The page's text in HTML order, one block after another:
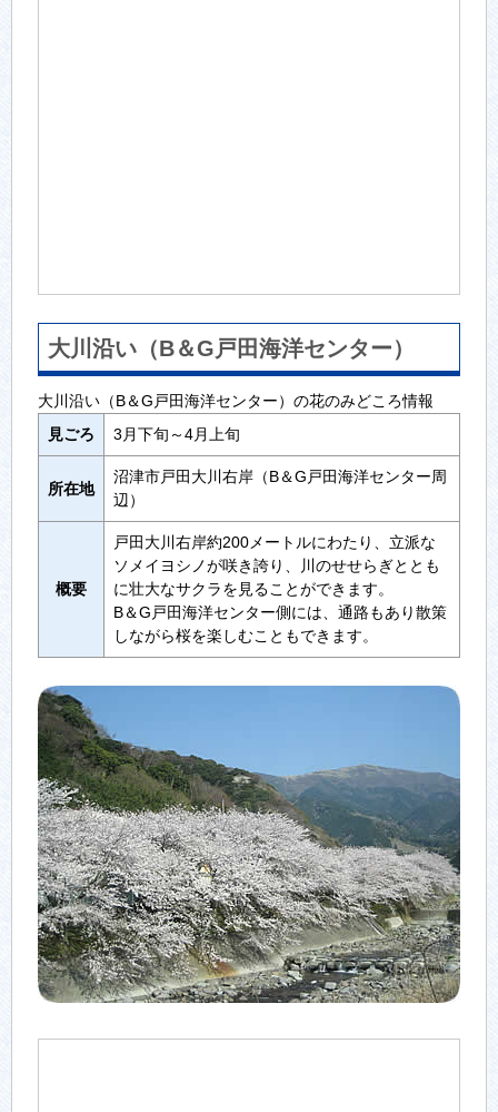
大川沿い（B＆G戸田海洋センター）
大川沿い（B＆G戸田海洋センター）の花のみどころ情報
見ごろ
3月下旬～4月上旬
所在地
沼津市戸田大川右岸（B＆G戸田海洋センター周
辺）
概要
戸田大川右岸約200メートルにわたり、立派な
ソメイヨシノが咲き誇り、川のせせらぎととも
に壮大なサクラを見ることができます。
B＆G戸田海洋センター側には、通路もあり散策
しながら桜を楽しむこともできます。